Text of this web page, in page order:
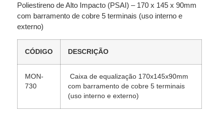
Poliestireno de Alto Impacto (PSAI) – 170 x 145 x 90mm
com barramento de cobre 5 terminais (uso interno e
externo)
CÓDIGO DESCRIÇÃO
MON-
730
Caixa de equalização 170x145x90mm
com barramento de cobre 5 terminais
(uso interno e externo)